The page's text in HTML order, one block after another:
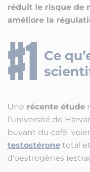
réduit le risque de
améliore la
Ce
Une récente étude
l’université de
buvant du café
testostérone total
d’oestrogènes